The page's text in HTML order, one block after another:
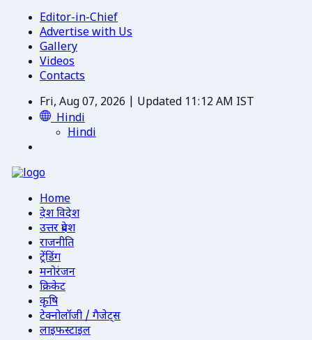
Editor-in-Chief
Advertise with Us
Gallery
Videos
Contacts
Fri, Aug 07, 2026 | Updated 11:12 AM IST
Hindi
Hindi
Home
देश विदेश
उत्तर प्रदेश
राजनीति
ट्रेंडिंग
मनोरंजन
क्रिकेट
कृषि
टेक्नोलॉजी / गैजेट्स
लाइफस्टाइल